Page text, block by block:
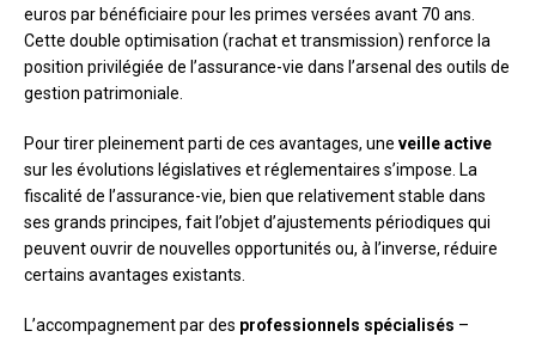
euros par bénéficiaire pour les primes versées avant 70 ans.
Cette double optimisation (rachat et transmission) renforce la
position privilégiée de l’assurance-vie dans l’arsenal des outils de
gestion patrimoniale.
Pour tirer pleinement parti de ces avantages, une veille active
sur les évolutions législatives et réglementaires s’impose. La
fiscalité de l’assurance-vie, bien que relativement stable dans
ses grands principes, fait l’objet d’ajustements périodiques qui
peuvent ouvrir de nouvelles opportunités ou, à l’inverse, réduire
certains avantages existants.
L’accompagnement par des professionnels spécialisés –